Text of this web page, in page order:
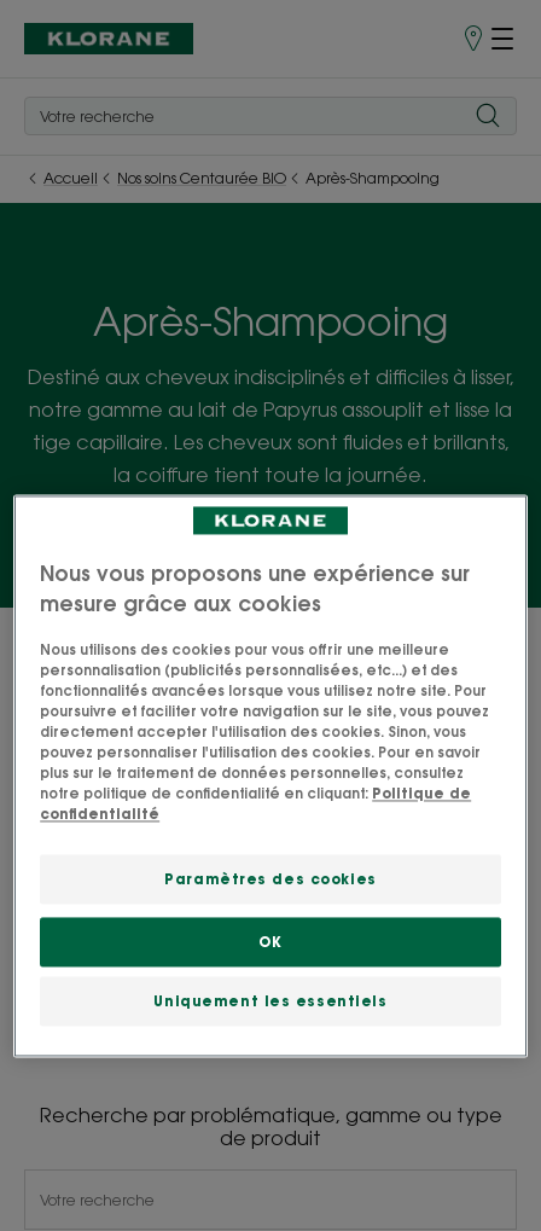
Points
Accueil Nos soins Centaurée BIO Après-Shampooing
Après-Shampooing
Destiné aux cheveux indisciplinés et difficiles à lisser,
notre gamme au lait de Papyrus assouplit et lisse la
tige capillaire. Les cheveux sont fluides et brillants,
la coiffure tient toute la journée.
1 résultat pour "Après-Shampooing"
Après-
shampooing
déjaunissant
à
la
BIO
Après-shampooing
déjaunissant à la
Recherche par problématique, gamme ou type
de produit
Nous vous proposons une expérience sur
mesure grâce aux cookies
Nous utilisons des cookies pour vous offrir une meilleure
personnalisation (publicités personnalisées, etc...) et des
fonctionnalités avancées lorsque vous utilisez notre site. Pour
poursuivre et faciliter votre navigation sur le site, vous pouvez
directement accepter l'utilisation des cookies. Sinon, vous
pouvez personnaliser l'utilisation des cookies. Pour en savoir
plus sur le traitement de données personnelles, consultez
notre politique de confidentialité en cliquant: Politique de
confidentialité
Paramètres des cookies
Uniquement les essentiels
OK